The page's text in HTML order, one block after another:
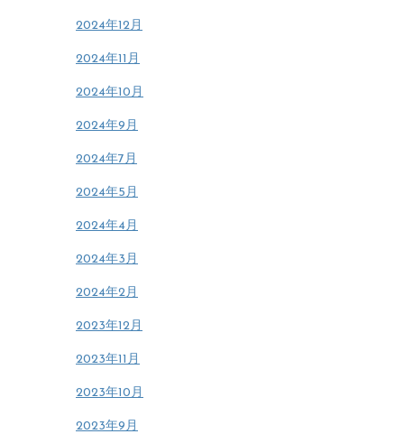
2024年12月
2024年11月
2024年10月
2024年9月
2024年7月
2024年5月
2024年4月
2024年3月
2024年2月
2023年12月
2023年11月
2023年10月
2023年9月